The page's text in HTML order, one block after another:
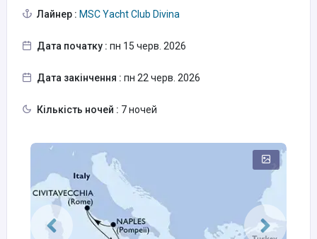
Лайнер : MSC Yacht Club Divina
Дата початку : пн 15 черв. 2026
Дата закінчення : пн 22 черв. 2026
Кількість ночей : 7 ночей